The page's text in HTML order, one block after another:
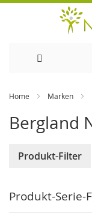
Inhalt
Home Marken
Bergland
Produkt-Serie-
Produkt-Filter